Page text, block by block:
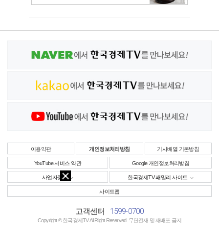
이용약관 개인정보처리방침 기사배열 기본방침
YouTube 서비스 약관 Google 개인정보처리방침
사업자정보 한국경제TV 패밀리 사이트
사이트맵
고객센터 1599-0700
Copyright © 한국경제TV All Right Reserved. 무단전재 및 재배포 금지